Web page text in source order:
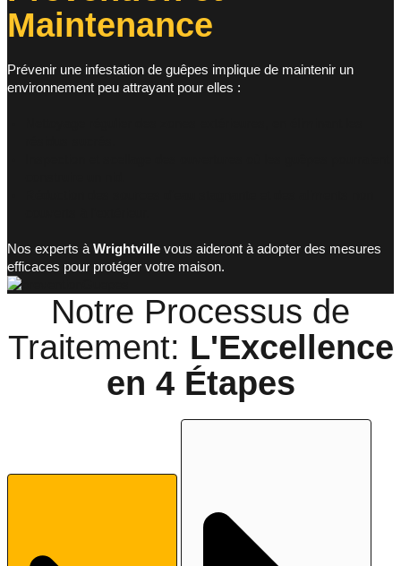
Maintenance
Prévenir une infestation de guêpes implique de maintenir un
environnement peu attrayant pour elles :
Nos experts à Wrightville vous aideront à adopter des mesures
efficaces pour protéger votre maison.
Notre Processus de
Traitement: L'Excellence
en 4 Étapes